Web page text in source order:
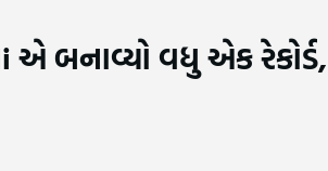
એ બનાવ્યો વધુ એક